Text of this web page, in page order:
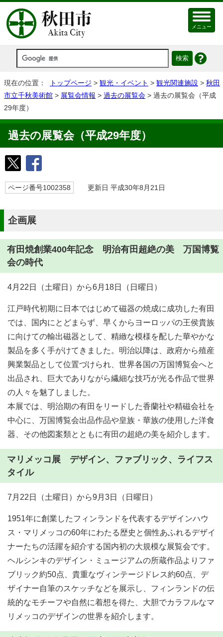
メニュー
現在の位置： トップページ > 観光・イベント > 観光関連施設 > 秋田
市立千秋美術館 > 展覧会情報 > 過去の展覧会 > 過去の展覧会（平成
29年度）
過去の展覧会（平成29年度）
ページ番号1002358 更新日 平成30年8月21日
企画展
有田焼創業400年記念 明治有田超絶の美 万国博覧
会の時代
4月22日（土曜日）から6月18日（日曜日）
江戸時代初期に日本ではじめて磁器の焼成に成功した有田
では、国内にとどまらず、早くからヨーロッパの王侯貴族
に向けての輸出磁器として、精緻な模様を配した華やかな
製品を多く手がけてきました。明治以降は、政府から殖産
興業製品として位置づけられ、世界各国の万国博覧会へと
出品され、巨大でありながら繊細な技巧が光る作品で世界
の人々を魅了しました。
本展では、明治期の有田をリードした香蘭社や精磁会社を
中心に、万国博覧会出品作品や皇族・華族の使用した洋食
器、その他図案類とともに有田の超絶の美を紹介します。
マリメッコ展 デザイン、ファブリック、ライフス
タイル
7月22日（土曜日）から9月3日（日曜日）
1951年に創業したフィンランドを代表するデザインハウ
ス・マリメッコの60年にわたる歴史と個性あふれるデザイ
ナーたちの活躍を紹介する国内初の大規模な展覧会です。
ヘルシンキのデザイン・ミュージアムの所蔵作品よりファ
ブリック約50点、貴重なヴィンテージドレス約60点、デ
ザイナー自筆のスケッチなどを展示し、フィンランドの伝
統的なモチーフや自然に着想を得た、大胆でカラフルなマ
リメッコのデザインの世界を紹介します。